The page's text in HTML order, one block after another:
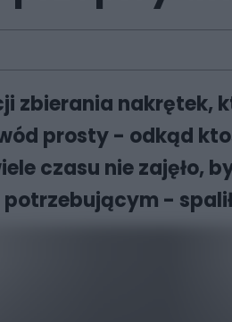
zbierania nakrętek,
prosty - odkąd
czasu nie zajęło,
-